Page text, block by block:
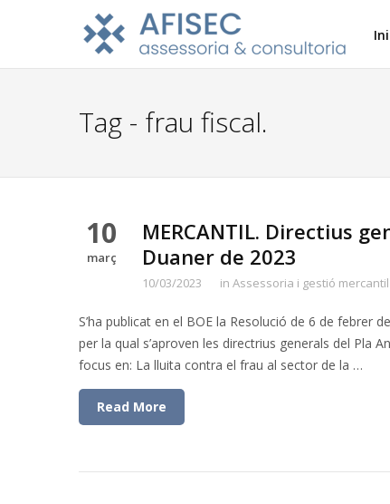
Tag - frau fiscal.
10
març
MERCANTIL. Directius
Duaner de 2023
10/03/2023 in Assessoria i gestió mercantil
S’ha publicat en el BOE la Resolució de 6 de febrer
per la qual s’aproven les directrius generals del Pla
focus en: La lluita contra el frau al sector de la …
Read More